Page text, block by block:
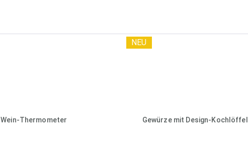
Wein-Thermometer Gewürze mit Design-Kochlöffel
NEU